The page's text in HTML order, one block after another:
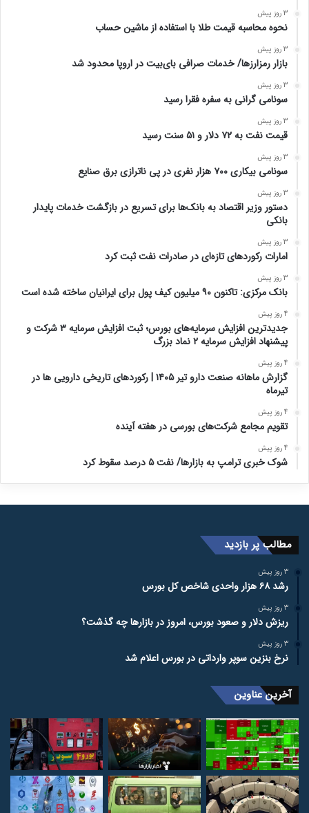
3 روز پیش
نحوه محاسبه قیمت طلا با استفاده از ماشین حساب
3 روز پیش
بازار رمزارزها/ خدمات صرافی بای‌بیت در اروپا محدود شد
3 روز پیش
سونامی گرانی به سفره فقرا رسید
3 روز پیش
قیمت نفت به ۷۲ دلار و ۵۱ سنت رسید
3 روز پیش
سونامی بیکاری ۷۰۰ هزار نفری در پی ناترازی برق صنایع
3 روز پیش
دستور وزیر اقتصاد به بانک‌ها برای تسریع در بازگشت خدمات پایدار
بانکی
3 روز پیش
امارات رکورد‌های تازه‌ای در صادرات نفت ثبت کرد
3 روز پیش
بانک مرکزی: تاکنون ۹۰ میلیون کیف پول برای ایرانیان ساخته شده است
4 روز پیش
جدیدترین افزایش سرمایه‌های بورس؛ ثبت افزایش سرمایه ۳ شرکت و
پیشنهاد افزایش سرمایه ۲ نماد بزرگ
4 روز پیش
گزارش ماهانه صنعت دارو تیر ۱۴۰۵ | رکوردهای تاریخی دارویی ها در
تیرماه
4 روز پیش
تقویم مجامع شرکت‌های بورسی در هفته آینده
4 روز پیش
شوک خبری ترامپ به بازارها/ نفت ۵ درصد سقوط کرد
مطالب پر بازدید
3 روز پیش
رشد ۶۸ هزار واحدی شاخص کل بورس
3 روز پیش
ریزش دلار و صعود بورس، امروز در بازارها چه گذشت؟
3 روز پیش
نرخ بنزین سوپر وارداتی در بورس اعلام شد
آخرین عناوین